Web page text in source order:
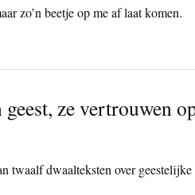
zo’n beetje op me af laat komen.
ze vertrouwen
twaalf dwaalteksten over geestelijke